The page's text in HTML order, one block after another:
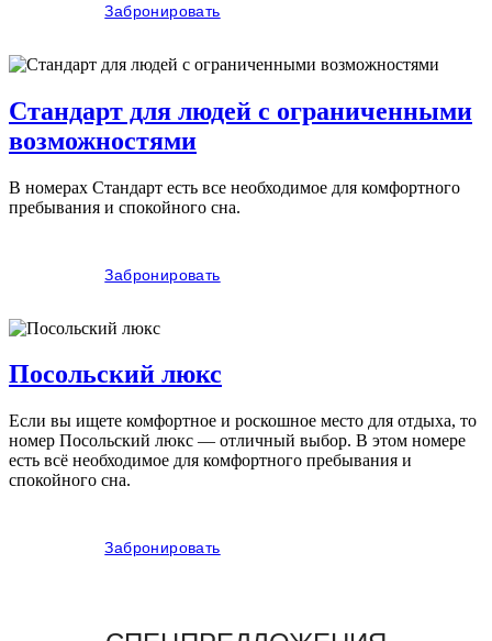
Забронировать
Стандарт для людей с ограниченными
возможностями
В номерах Стандарт есть все необходимое для комфортного
пребывания и спокойного сна.
Забронировать
Посольский люкс
Если вы ищете комфортное и роскошное место для отдыха, то
номер Посольский люкс — отличный выбор. В этом номере
есть всё необходимое для комфортного пребывания и
спокойного сна.
Забронировать